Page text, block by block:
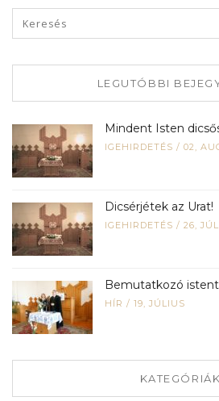
LEGUTÓBBI
Mindent Isten
IGEHIRDETÉS / 02,
Dicsérjétek az Urat!
IGEHIRDETÉS / 26,
Bemutatkozó
HÍR / 19, JÚLIUS
KATEGÓRIÁK